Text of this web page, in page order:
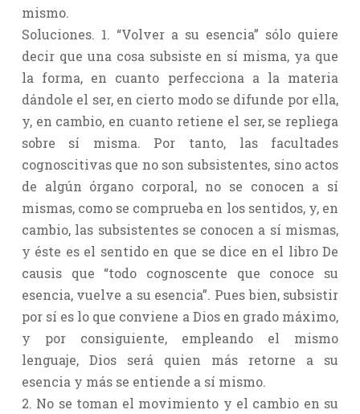
mismo.
Soluciones. 1. “Volver a su esencia” sólo quiere
decir que una cosa subsiste en sí misma, ya que
la forma, en cuanto perfecciona a la materia
dándole el ser, en cierto modo se difunde por ella,
y, en cambio, en cuanto retiene el ser, se repliega
sobre sí misma. Por tanto, las facultades
cognoscitivas que no son subsistentes, sino actos
de algún órgano corporal, no se conocen a sí
mismas, como se comprueba en los sentidos, y, en
cambio, las subsistentes se conocen a sí mismas,
y éste es el sentido en que se dice en el libro De
causis que “todo cognoscente que conoce su
esencia, vuelve a su esencia”. Pues bien, subsistir
por sí es lo que conviene a Dios en grado máximo,
y por consiguiente, empleando el mismo
lenguaje, Dios será quien más retorne a su
esencia y más se entiende a sí mismo.
2. No se toman el movimiento y el cambio en su